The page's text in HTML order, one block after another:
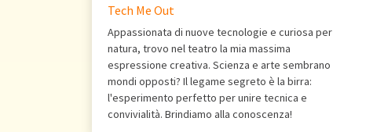
Tech Me Out
Appassionata di nuove tecnologie e curiosa per
natura, trovo nel teatro la mia massima
espressione creativa. Scienza e arte sembrano
mondi opposti? Il legame segreto è la birra:
l'esperimento perfetto per unire tecnica e
convivialità. Brindiamo alla conoscenza!